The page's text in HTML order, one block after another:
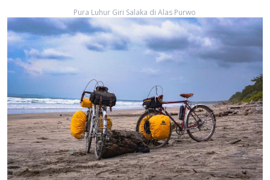
Pura Luhur Giri Salaka di Alas Purwo